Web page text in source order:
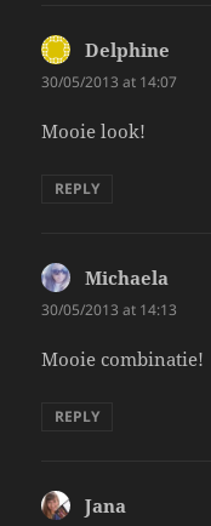
Delphine
30/05/2013 at 14:07
Mooie look!
REPLY
Michaela
30/05/2013 at 14:13
Mooie combinatie!
REPLY
Jana